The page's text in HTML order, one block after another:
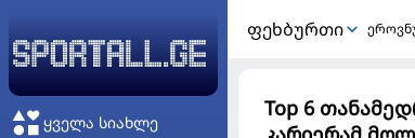
ᲧᲕᲔᲚᲐ ᲡᲘᲐᲮᲚᲔ
ᲤᲔᲮᲑᲣᲠᲗᲘ
Top 6